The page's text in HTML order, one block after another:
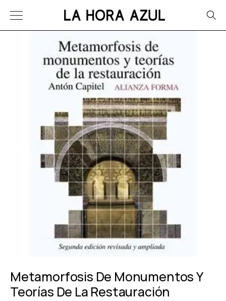
Metamorfosis De Monumentos Y
Teorías De La Restauración